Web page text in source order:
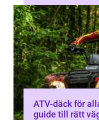
ATV-däck för
guide till rätt